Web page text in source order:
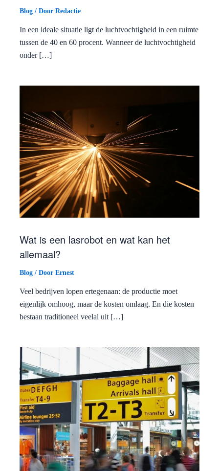
Blog / Door Redactie
In een ideale situatie ligt de luchtvochtigheid in een ruimte
tussen de 40 en 60 procent. Wanneer de luchtvochtigheid
onder […]
Wat is een lasrobot en wat kan het
allemaal?
Blog / Door Ernest
Veel bedrijven lopen ertegenaan: de productie moet
eigenlijk omhoog, maar de kosten omlaag. En die kosten
bestaan traditioneel veelal uit […]